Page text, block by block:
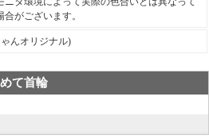
がございます。
んオリジナル)
て首輪